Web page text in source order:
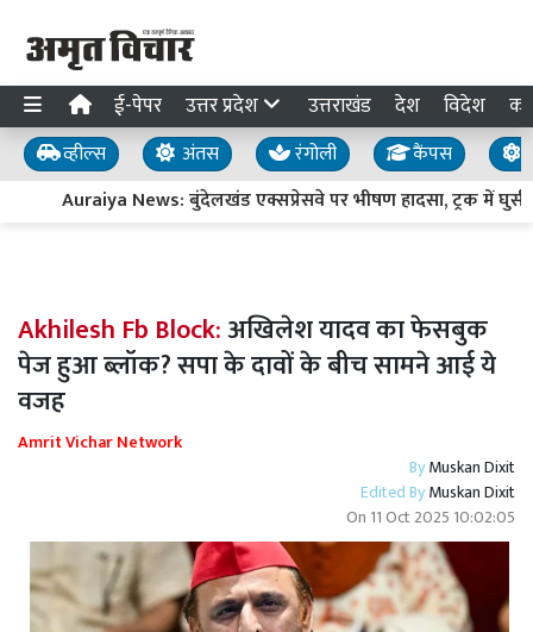
ई-पेपर उत्तर प्रदेश उत्तराखंड देश विदेश
व्हील्स अंतस रंगोली कैंपस
Auraiya News: बुंदेलखंड एक्सप्रेसवे पर भीषण हादसा, ट्रक में घुसी
Akhilesh Fb Block:अखिलेश यादव का फेसबुक
पेज हुआ ब्लॉक? सपा के दावों के बीच सामने आई ये
वजह
Amrit Vichar Network
ByMuskan Dixit
Edited ByMuskan Dixit
On 11 Oct 2025 10:02:05